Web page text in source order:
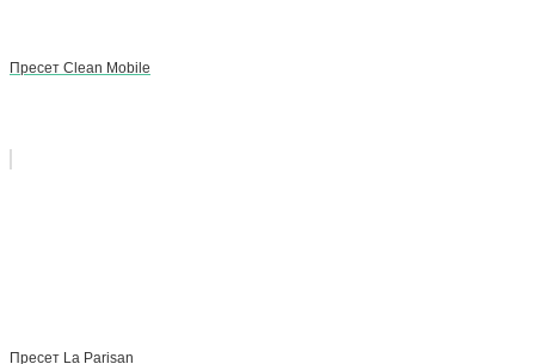
Пресет Clean Mobile
Пресет La Parisan